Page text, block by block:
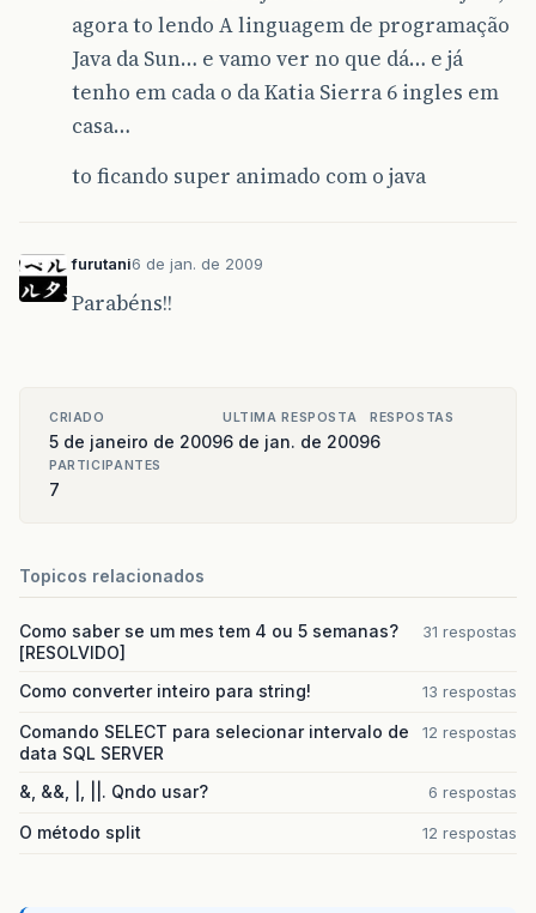
agora to lendo A linguagem de programação
Java da Sun… e vamo ver no que dá… e já
tenho em cada o da Katia Sierra 6 ingles em
casa…
to ficando super animado com o java
furutani6 de jan. de 2009
Parabéns!!
CRIADO
5 de janeiro de 2009
ULTIMA RESPOSTA
6 de jan. de 2009
RESPOSTAS
6
PARTICIPANTES
7
Topicos relacionados
Como saber se um mes tem 4 ou 5 semanas?
[RESOLVIDO]
31 respostas
Como converter inteiro para string! 13 respostas
Comando SELECT para selecionar intervalo de
data SQL SERVER
12 respostas
&, &&, |, ||. Qndo usar? 6 respostas
O método split 12 respostas